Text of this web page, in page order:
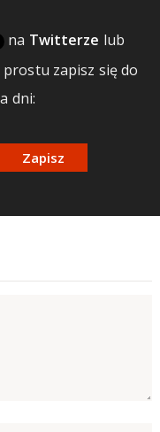
na Twitterze lub
zapisz się do
dni:
Zapisz